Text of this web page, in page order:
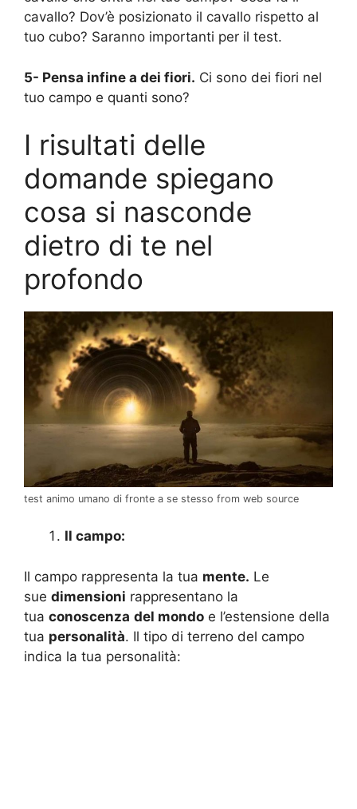
cavallo? Dov’è posizionato il cavallo rispetto al
tuo cubo? Saranno importanti per il test.
5- Pensa infine a dei fiori. Ci sono dei fiori nel
tuo campo e quanti sono?
I risultati delle
domande spiegano
cosa si nasconde
dietro di te nel
profondo
test animo umano di fronte a se stesso from web source
Il campo:
Il campo rappresenta la tua mente. Le
sue dimensioni rappresentano la
tua conoscenza del mondo e l’estensione della
tua personalità. Il tipo di terreno del campo
indica la tua personalità: